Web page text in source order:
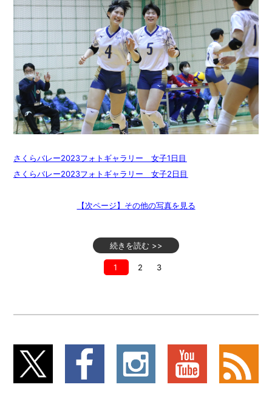
さくらバレー2023フォトギャラリー 女子1日目
さくらバレー2023フォトギャラリー 女子2日目
【次ページ】その他の写真を見る
続きを読む >>
1 2 3